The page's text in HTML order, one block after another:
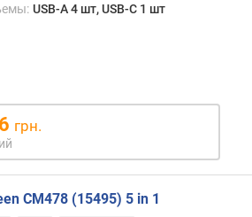
USB-A 4 шт, USB-C 1 шт
грн.
CM478 (15495) 5 in 1